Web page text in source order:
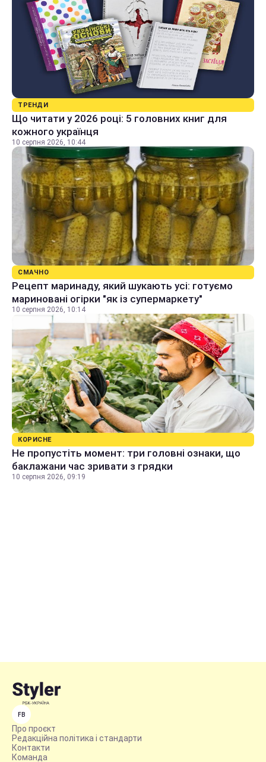
ТРЕНДИ
Що читати у 2026 році: 5 головних книг для
кожного українця
10 серпня 2026, 10:44
СМАЧНО
Рецепт маринаду, який шукають усі: готуємо
мариновані огірки "як із супермаркету"
10 серпня 2026, 10:14
КОРИСНЕ
Не пропустіть момент: три головні ознаки, що
баклажани час зривати з грядки
10 серпня 2026, 09:19
FB
Про проєкт
Редакційна політика і стандарти
Контакти
Команда